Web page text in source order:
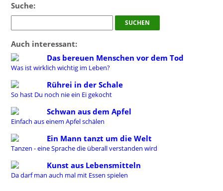
Suche:
Auch interessant:
Das bereuen Menschen vor dem Tod
Was ist wirklich wichtig im Leben?
Rührei in der Schale
So hast Du noch nie ein Ei gekocht
Schwan aus dem Apfel
Einfach aus einem Apfel schälen
Ein Mann tanzt um die Welt
Tanzen - eine Sprache die überall verstanden wird
Kunst aus Lebensmitteln
Da darf man auch mal mit Essen spielen